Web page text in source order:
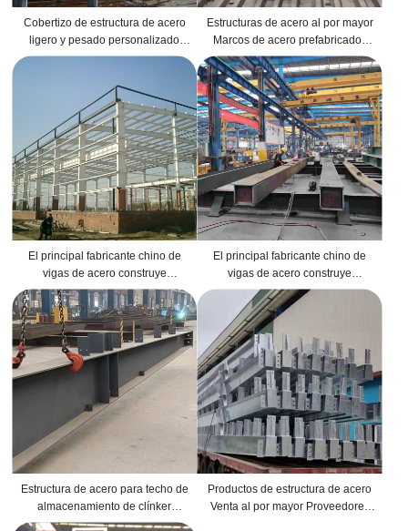
Cobertizo de estructura de acero
ligero y pesado personalizado
Empresa de diseño de fabricación
de alta calidad en China
Estructuras de acero al por mayor
Marcos de acero prefabricados
India Proyecto de central eléctrica
subcrítica de carbón WPCL
6X600MW
El principal fabricante chino de
vigas de acero construye
proyectos de plantas de energía
térmica con alto consumo de acero
en el extranjero
El principal fabricante chino de
vigas de acero construye
proyectos de plantas de energía
térmica con alto consumo de acero
en el extranjero
Estructura de acero para techo de
almacenamiento de clínker
prefabricado chino de la línea de
Productos de estructura de acero
Venta al por mayor Proveedores